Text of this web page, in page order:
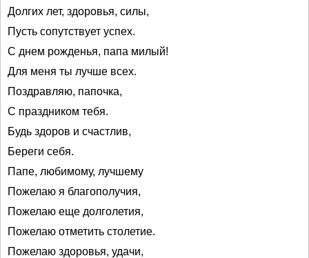
Долгих лет, здоровья, силы,
Пусть сопутствует успех.
С днем рожденья, папа милый!
Для меня ты лучше всех.
Поздравляю, папочка,
С праздником тебя.
Будь здоров и счастлив,
Береги себя.
Папе, любимому, лучшему
Пожелаю я благополучия,
Пожелаю еще долголетия,
Пожелаю отметить столетие.
Пожелаю здоровья, удачи,